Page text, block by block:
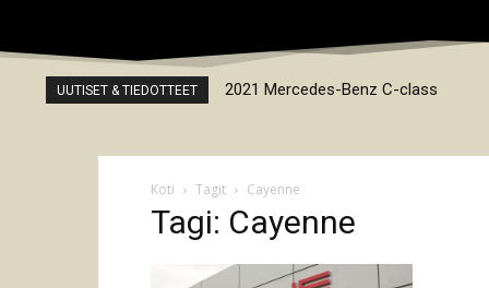
UUTISET & TIEDOTTEET 2021 Mercedes-Benz C-class
Koti Tagit Cayenne
Tagi: Cayenne